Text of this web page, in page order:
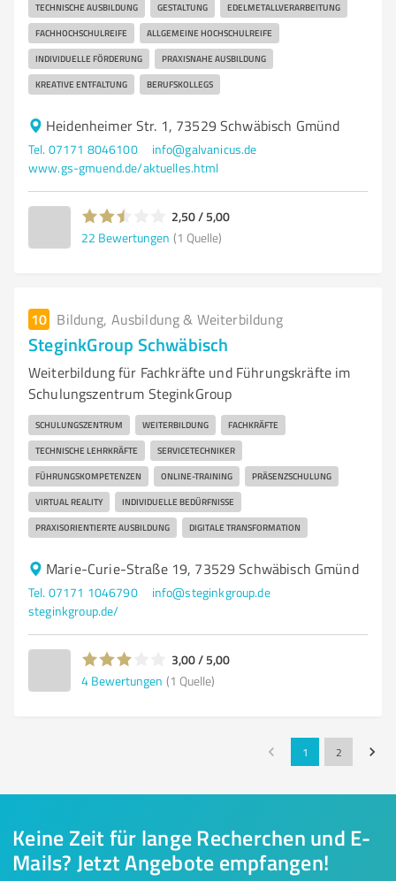
TECHNISCHE AUSBILDUNG GESTALTUNG EDELMETALLVERARBEITUNG
FACHHOCHSCHULREIFE ALLGEMEINE HOCHSCHULREIFE
INDIVIDUELLE FÖRDERUNG PRAXISNAHE AUSBILDUNG
KREATIVE ENTFALTUNG BERUFSKOLLEGS
Heidenheimer Str. 1, 73529 Schwäbisch Gmünd
Tel. 07171 8046100
info@galvanicus.de
www.gs-gmuend.de/aktuelles.html
2,50 / 5,00
22 Bewertungen (1 Quelle)
10 Bildung, Ausbildung & Weiterbildung
SteginkGroup Schwäbisch
Weiterbildung für Fachkräfte und Führungskräfte im
Schulungszentrum SteginkGroup
SCHULUNGSZENTRUM WEITERBILDUNG FACHKRÄFTE
TECHNISCHE LEHRKRÄFTE SERVICETECHNIKER
FÜHRUNGSKOMPETENZEN ONLINE-TRAINING PRÄSENZSCHULUNG
VIRTUAL REALITY INDIVIDUELLE BEDÜRFNISSE
PRAXISORIENTIERTE AUSBILDUNG DIGITALE TRANSFORMATION
Marie-Curie-Straße 19, 73529 Schwäbisch Gmünd
Tel. 07171 1046790
info@steginkgroup.de
steginkgroup.de/
3,00 / 5,00
4 Bewertungen (1 Quelle)
1 2
Keine Zeit für lange Recherchen und E-
Mails? Jetzt Angebote empfangen!